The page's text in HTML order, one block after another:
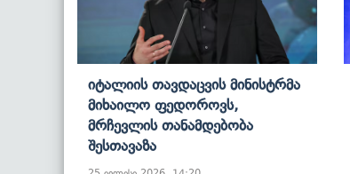
Იტალიის Თავდაცვის Მინისტრმა
Მიხაილო Ფედოროვს,
Მრჩევლის Თანამდებობა
Შესთავაზა